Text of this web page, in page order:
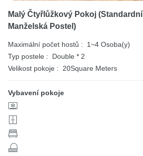
Malý Čtyřlůžkový Pokoj (standardní
Manželská Postel)
Maximální počet hostů :
1~4 Osoba(y)
Typ postele :
Double * 2
Velikost pokoje : 20Square Meters
Vybavení pokoje